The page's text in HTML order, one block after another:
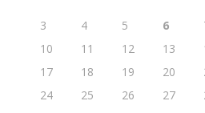
3
4 5 6
10
11 12 13
17
18 19 20
24
25 26 27